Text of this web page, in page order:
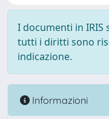
I documenti in
tutti i diritti sono
indicazione.
Informazioni